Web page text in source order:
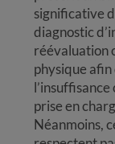
significative
diagnostic
réévaluation
physique
prise en
Néanmoins,